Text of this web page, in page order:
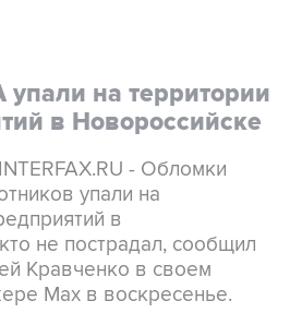
на территории
в Новороссийске
- Обломки
упали на
в
не пострадал, сообщил
Кравченко в своем
Max в воскресенье.